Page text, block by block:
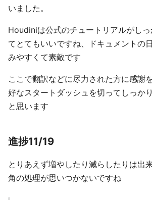
いました。
Houdiniは公式のチュートリアルがし
てとてもいいですね、ドキュメントの
みやすくて素敵です
ここで翻訳などに尽力された方に感謝
好なスタートダッシュを切ってしっか
と思います
進捗11/19
とりあえず増やしたり減らしたりは出
角の処理が思いつかないですね